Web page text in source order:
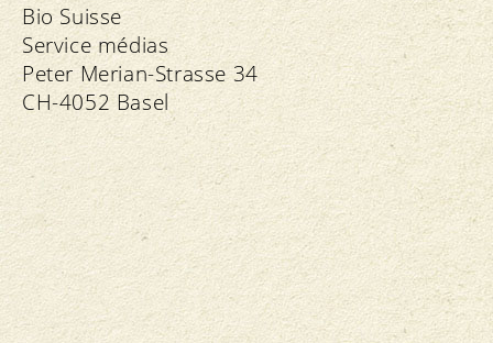
Bio Suisse
Service médias
Peter Merian-Strasse 34
CH-4052 Basel